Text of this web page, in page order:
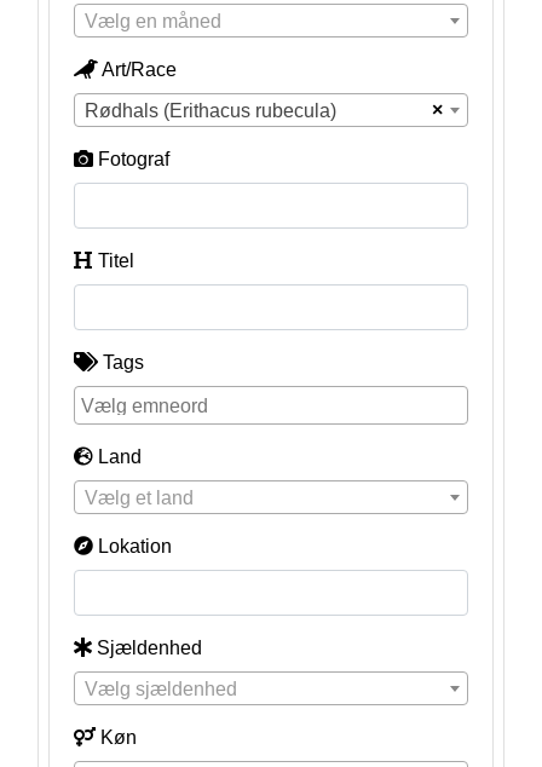
Vælg en måned
Art/Race
×
Rødhals (Erithacus rubecula)
Fotograf
Titel
Tags
Land
Vælg et land
Lokation
Sjældenhed
Vælg sjældenhed
Køn